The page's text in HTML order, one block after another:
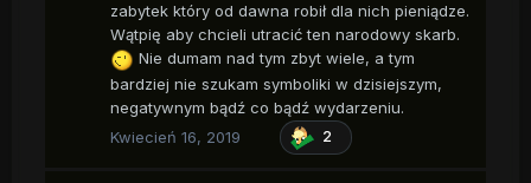
zabytek który od dawna robił dla nich pieniądze.
Wątpię aby chcieli utracić ten narodowy skarb.
Nie dumam nad tym zbyt wiele, a tym
bardziej nie szukam symboliki w dzisiejszym,
negatywnym bądź co bądź wydarzeniu.
Kwiecień 16, 2019
2